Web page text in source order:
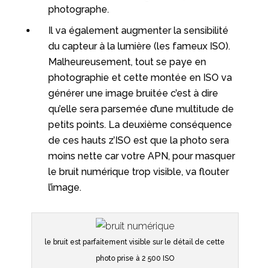
photographe.
Il va également augmenter la sensibilité
du capteur à la lumière (les fameux ISO).
Malheureusement, tout se paye en
photographie et cette montée en ISO va
générer une image bruitée c’est à dire
qu’elle sera parsemée d’une multitude de
petits points. La deuxième conséquence
de ces hauts z’ISO est que la photo sera
moins nette car votre APN, pour masquer
le bruit numérique trop visible, va flouter
l’image.
le bruit est parfaitement visible sur le détail de cette
photo prise à 2 500 ISO